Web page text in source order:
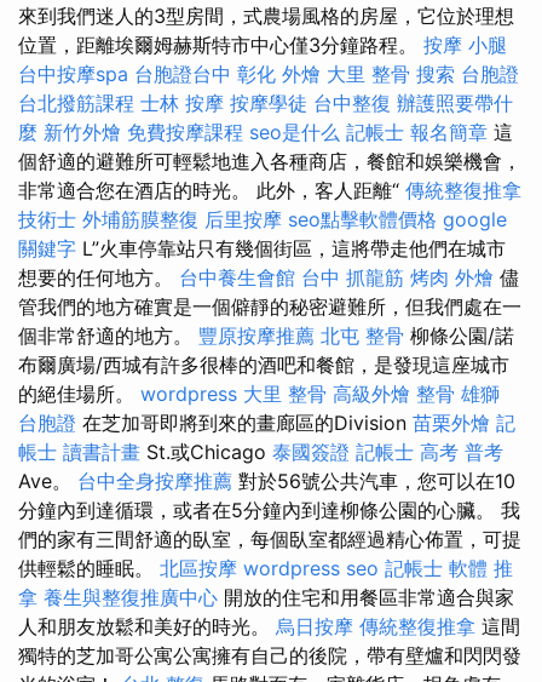
來到我們迷人的3型房間，式農場風格的房屋，它位於理想
位置，距離埃爾姆赫斯特市中心僅3分鐘路程。 按摩 小腿
台中按摩spa 台胞證台中 彰化 外燴 大里 整骨 搜索 台胞證
台北撥筋課程 士林 按摩 按摩學徒 台中整復 辦護照要帶什
麼 新竹外燴 免費按摩課程 seo是什么 記帳士 報名簡章 這
個舒適的避難所可輕鬆地進入各種商店，餐館和娛樂機會，
非常適合您在酒店的時光。 此外，客人距離“ 傳統整復推拿
技術士 外埔筋膜整復 后里按摩 seo點擊軟體價格 google
關鍵字 L”火車停靠站只有幾個街區，這將帶走他們在城市
想要的任何地方。 台中養生會館 台中 抓龍筋 烤肉 外燴 儘
管我們的地方確實是一個僻靜的秘密避難所，但我們處在一
個非常舒適的地方。 豐原按摩推薦 北屯 整骨 柳條公園/諾
布爾廣場/西城有許多很棒的酒吧和餐館，是發現這座城市
的絕佳場所。 wordpress 大里 整骨 高級外燴 整骨 雄獅
台胞證 在芝加哥即將到來的畫廊區的Division 苗栗外燴 記
帳士 讀書計畫 St.或Chicago 泰國簽證 記帳士 高考 普考
Ave。 台中全身按摩推薦 對於56號公共汽車，您可以在10
分鐘內到達循環，或者在5分鐘內到達柳條公園的心臟。 我
們的家有三間舒適的臥室，每個臥室都經過精心佈置，可提
供輕鬆的睡眠。 北區按摩 wordpress seo 記帳士 軟體 推
拿 養生與整復推廣中心 開放的住宅和用餐區非常適合與家
人和朋友放鬆和美好的時光。 烏日按摩 傳統整復推拿 這間
獨特的芝加哥公寓公寓擁有自己的後院，帶有壁爐和閃閃發